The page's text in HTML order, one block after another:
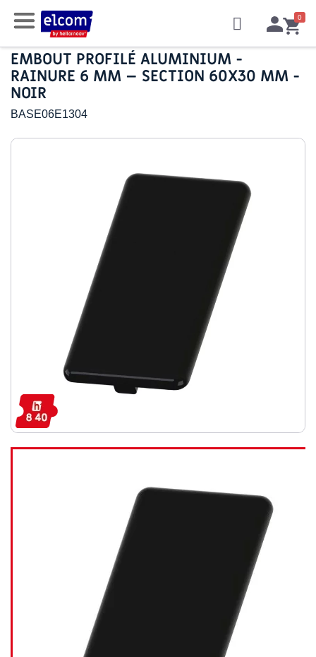
EMBOUT PROFILÉ ALUMINIUM -
RAINURE 6 MM – SECTION 60X30 MM -
NOIR
BASE06E1304